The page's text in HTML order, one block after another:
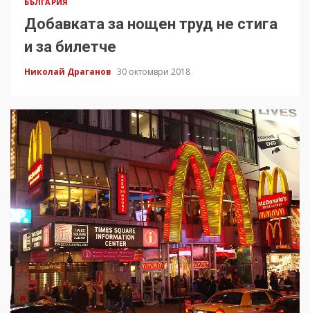
Добавката за нощен труд не стига
и за билетче
Николай Драганов 30 октомври 2018